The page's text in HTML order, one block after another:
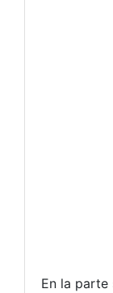
En la parte